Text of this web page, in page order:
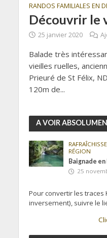
RANDOS FAMILIALES EN
Découvrir le
25 janvier 2020
Balade très
vieilles ruelles,
Prieuré de St Félix,
120m de...
A VOIR
RÉGION
Baignade
25
Pour convertir les traces
inversement), suivre le